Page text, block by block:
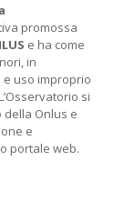
promossa
e ha come
in
e uso improprio
si
della Onlus e
e
portale web.